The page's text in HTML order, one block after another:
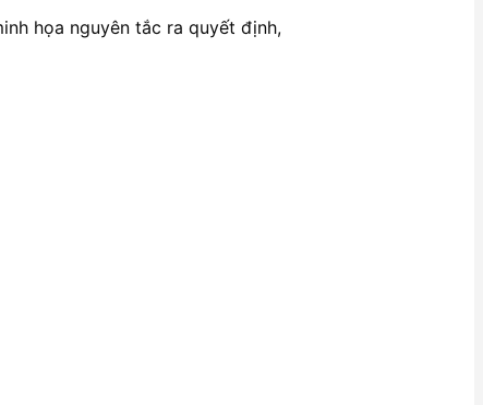
họa nguyên tắc ra quyết định,